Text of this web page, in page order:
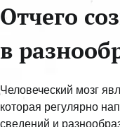
Отчего
в
Человеческий мозг
которая регулярно
сведений и